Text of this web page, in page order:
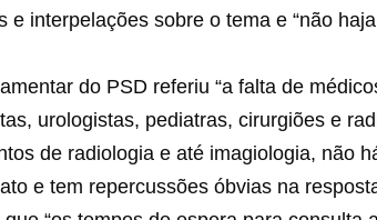
e interpelações sobre o tema e “não
do PSD referiu “a falta de
urologistas, pediatras, cirurgiões e
de radiologia e até imagiologia, não
e tem repercussões óbvias na